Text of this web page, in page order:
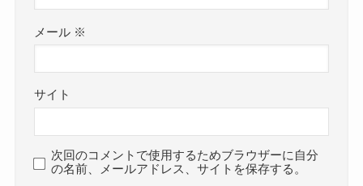
メール ※
サイト
次回のコメントで使用するためブラウザーに自分
の名前、メールアドレス、サイトを保存する。